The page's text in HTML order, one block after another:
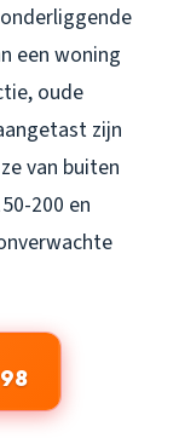
een woning
oude
zijn
van buiten
200 en